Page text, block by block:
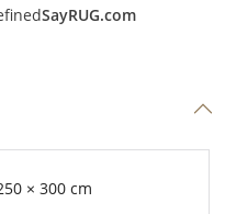
SayRUG.com
× 300 cm